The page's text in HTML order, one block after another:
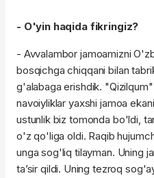
- O'yin haqida fikringiz?
- Avvalambor jamoamizni
bosqichga chiqqani bilan
g'alabaga erishdik.
navoiyliklar yaxshi jamoa
ustunlik biz tomonda bo'ldi,
o'z qo'liga oldi. Raqib
unga sog'liq tilayman. Uning
ta’sir qildi. Uning tezroq